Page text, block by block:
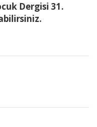
Dergisi 31.